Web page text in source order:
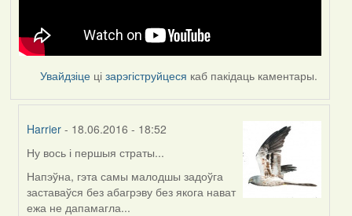
Увайдзіце цізарэгіструйцеся каб пакідаць каментары.
Harrier - 18.06.2016 - 18:52
In
reply
to
by
Ну вось і першыя страты...
Напэўна, гэта самы малодшы задоўга
заставаўся без абагрэву без якога нават
ежа не дапамагла...